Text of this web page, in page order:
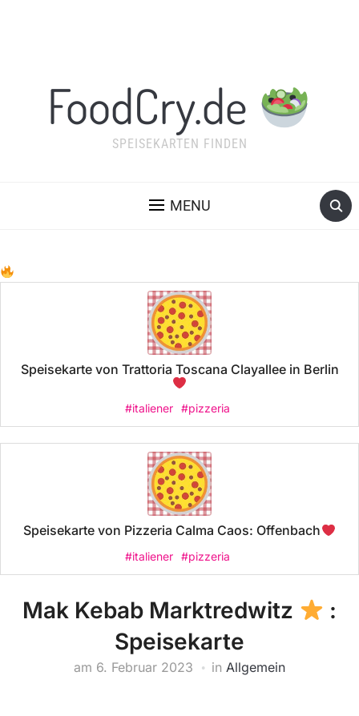
FoodCry.de
SPEISEKARTEN FINDEN
MENU
Speisekarte von Trattoria Toscana Clayallee in Berlin
#italiener #pizzeria
Speisekarte von Pizzeria Calma Caos: Offenbach
#italiener #pizzeria
Mak Kebab Marktredwitz
:
Speisekarte
am 6. Februar 2023 in Allgemein